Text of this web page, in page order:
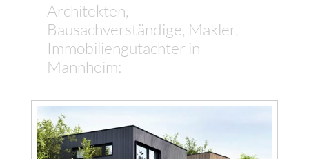
Architekten,
Bausachverständige, Makler,
Immobiliengutachter in
Mannheim: